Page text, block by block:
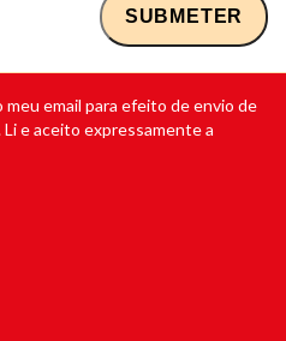
email para efeito de envio de
e aceito expressamente a